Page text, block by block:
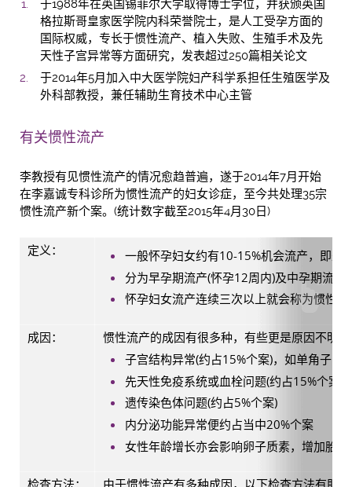
于1988年在英国锡菲尔大学取得博士学位，并获颁英国
格拉斯哥皇家医学院内科荣誉院士，是人工受孕方面的
国际权威，专长于惯性流产、植入失败、生殖手术及先
天性子宫异常等方面研究，发表超过250篇相关论文
于2014年5月加入中大医学院妇产科学系担任生殖医学及
外科部教授，兼任辅助生育技术中心主管
有关惯性流产
李教授有见惯性流产的情况愈趋普遍，遂于2014年7月开始
在李嘉诚专科诊所为惯性流产的妇女诊症，至今共处理35宗
惯性流产新个案。(统计数字截至2015年4月30日)
定义：
一般怀孕妇女约有10-15%机会流产，即是
分为早孕期流产(怀孕12周内)及中孕期流
怀孕妇女流产连续三次以上就会称为惯性
成因：
惯性流产的成因有很多种，有些更是原因不明
子宫结构异常(约占15%个案)，如单角子宫
先天性免疫系统或血栓问题(约占15%个案)
遗传染色体问题(约占5%个案)
内分泌功能异常便约占当中20%个案
女性年龄增长亦会影响卵子质素，增加胎